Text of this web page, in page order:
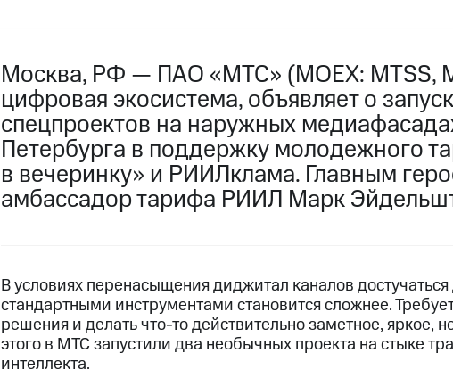
Москва, РФ — ПАО «МТС» (MOEX: MTSS,
цифровая экосистема, объявляет о
спецпроектов на наружных
Петербурга в поддержку молодежного
в вечеринку» и РИИЛклама. Главным
амбассадор тарифа РИИЛ Марк
В условиях перенасыщения диджитал каналов
стандартными инструментами становится сложнее.
решения и делать что-то действительно заметное, яркое,
этого в МТС запустили два необычных проекта на стыке
интеллекта.